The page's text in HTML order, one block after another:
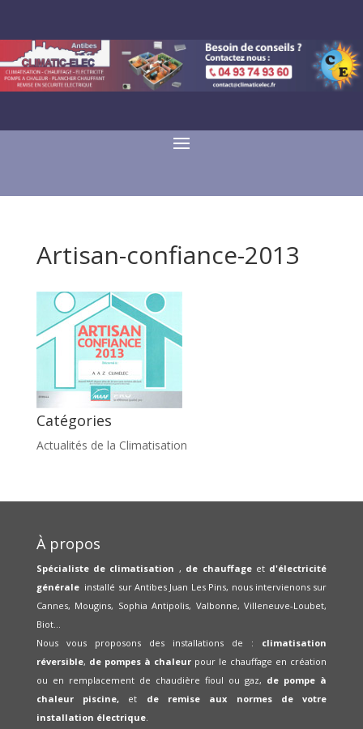
Artisan-confiance-2013
Catégories
Actualités de la Climatisation
À propos
Spécialiste de climatisation , de chauffageet d'électricité
générale installé sur Antibes Juan Les Pins, nous intervienons sur
Cannes, Mougins, Sophia Antipolis, Valbonne, Villeneuve-Loubet,
Biot...
Nous vous proposons des installations de : climatisation
réversible, de pompes à chaleurpour le chauffage en création
ou en remplacement de chaudière fioul ou gaz, de pompe à
chaleur piscine, et de remise aux normes de votre
installation électrique.